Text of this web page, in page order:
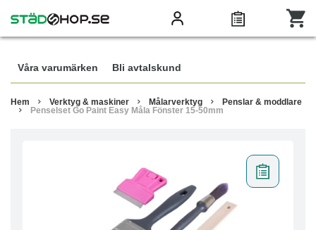
Våra varumärken Bli avtalskund
Hem Verktyg & maskiner Målarverktyg
Penslar & moddlare
Penselset Go Paint Easy Måla Fönster 15-50mm